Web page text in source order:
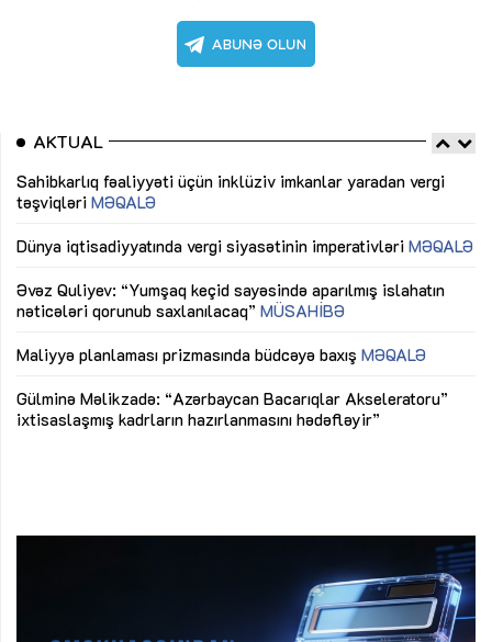
AKTUAL
Sahibkarlıq fəaliyyəti üçün inklüziv imkanlar yaradan vergi
təşviqləri MƏQALƏ
Dünya iqtisadiyyatında vergi siyasətinin imperativləri MƏQALƏ
Əvəz Quliyev: “Yumşaq keçid sayəsində aparılmış islahatın
nəticələri qorunub saxlanılacaq” MÜSAHİBƏ
Maliyyə planlaması prizmasında büdcəyə baxış MƏQALƏ
Gülminə Məlikzadə: “Azərbaycan Bacarıqlar Akseleratoru”
ixtisaslaşmış kadrların hazırlanmasını hədəfləyir”